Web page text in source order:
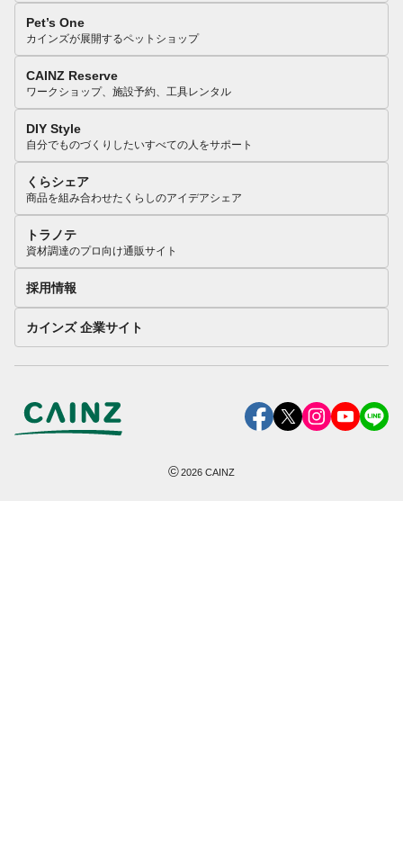
Pet’s One
カインズが展開するペットショップ
CAINZ Reserve
ワークショップ、施設予約、工具レンタル
DIY Style
自分でものづくりしたいすべての人をサポート
くらシェア
商品を組み合わせたくらしのアイデアシェア
トラノテ
資材調達のプロ向け通販サイト
採用情報
カインズ 企業サイト
©2026 CAINZ